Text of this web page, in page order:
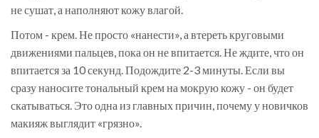
не сушат, а наполняют кожу влагой.
Потом - крем. Не просто «нанести», а втереть круговыми
движениями пальцев, пока он не впитается. Не ждите, что он
впитается за 10 секунд. Подождите 2-3 минуты. Если вы
сразу наносите тональный крем на мокрую кожу - он будет
скатываться. Это одна из главных причин, почему у новичков
макияж выглядит «грязно».